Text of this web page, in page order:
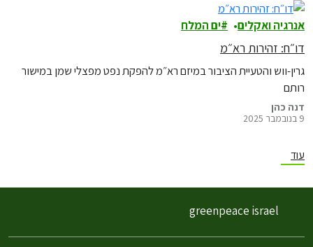
אנרגיה ואקלים ים המלח
דו״ח: זהירות רא״מ
גרין-ווש והטעיית הציבור במיזם רא״מ להפקת נפט מפצלי שמן במישור
רותם
דנה כהן
9 בנובמבר 2025
עוד